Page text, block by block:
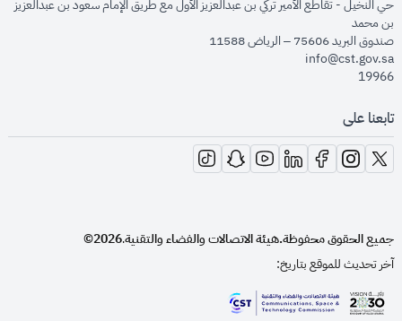
حي النخيل - تقاطع الأمير تركي بن عبدالعزيز الأول مع طريق الإمام سعود بن عبدالعزيز
بن محمد
صندوق البريد 75606 – الرياض 11588
info@cst.gov.sa
19966
تابعنا على
opens in new window
opens in new window
opens in new window
opens in new window
opens in new window
opens in new window
opens in new window
جميع الحقوق محفوظة.هيئة الاتصالات والفضاء والتقنية.
2026©
آخر تحديث للموقع بتاريخ: